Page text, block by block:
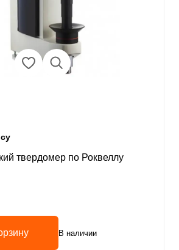
твердомер по Роквеллу
В наличии